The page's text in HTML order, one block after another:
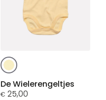
Dit
product
heeft
meerdere
De Wielerengeltjes
€ 25,00